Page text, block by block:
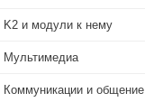
K2 и модули к нему
Мультимедиа
Коммуникации и общение